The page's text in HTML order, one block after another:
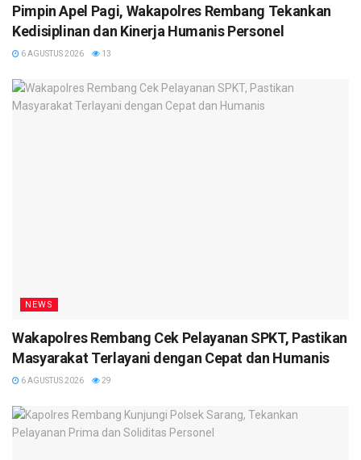
Pimpin Apel Pagi, Wakapolres Rembang Tekankan
Kedisiplinan dan Kinerja Humanis Personel
6 AGUSTUS 2026 13
NEWS
Wakapolres Rembang Cek Pelayanan SPKT, Pastikan
Masyarakat Terlayani dengan Cepat dan Humanis
6 AGUSTUS 2026 29